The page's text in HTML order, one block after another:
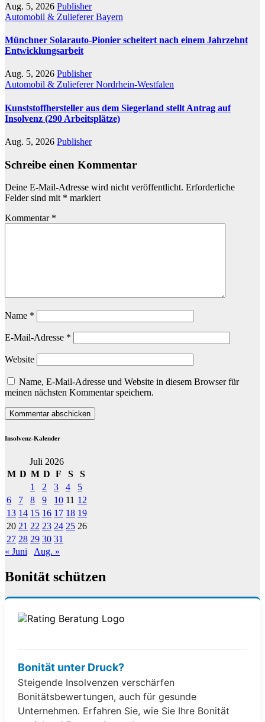
Aug. 5, 2026 Publisher
Automobil & ZuliefererBayern
Münchner Solarauto-Pionier scheitert nach einem Jahrzehnt
Entwicklungsarbeit
Aug. 5, 2026 Publisher
Automobil & ZuliefererNordrhein-Westfalen
Kunststoffhersteller aus dem Siegerland stellt Antrag auf
Insolvenz (290 Arbeitsplätze)
Aug. 5, 2026 Publisher
Schreibe einen Kommentar
Deine E-Mail-Adresse wird nicht veröffentlicht. Erforderliche
Felder sind mit * markiert
Kommentar *
Name *
E-Mail-Adresse *
Website
Name, E-Mail-Adresse und Website in diesem Browser für
meinen nächsten Kommentar speichern.
Insolvenz-Kalender
Juli 2026
M D M D F S
S
1
2 3 4
5
6
7 8 9 10 11 12
13 14 15 16 17 18 19
20 21 22 23 24 25 26
27 28 29 30 31
« Juni
Aug. »
Bonität schützen
Bonität unter Druck?
Steigende Insolvenzen verschärfen
Bonitätsbewertungen, auch für gesunde
Unternehmen. Erfahren Sie, wie Sie Ihre Bonität